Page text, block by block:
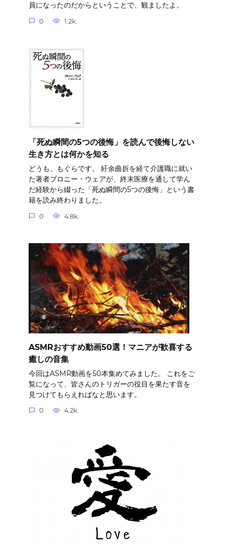
員になったのだからということで、観ましたよ。
0 1.2k.
「死ぬ瞬間の5つの後悔」を読んで後悔しない
生き方とは何かを知る
どうも、もぐらです。 紆余曲折を経て介護職に就い
た著者ブロニー・ウェアが、終末医療を通して学ん
だ経験から綴った「死ぬ瞬間の5つの後悔」という書
籍を読み終わりました。
0 4.8k.
ASMRおすすめ動画50選！マニアが歓喜する
癒しの音集
今回はASMR動画を50本集めてみました。 これをご
覧になって、皆さんのトリガーの役目を果たす音を
見つけてもらえればなと思います。
0 4.2k.